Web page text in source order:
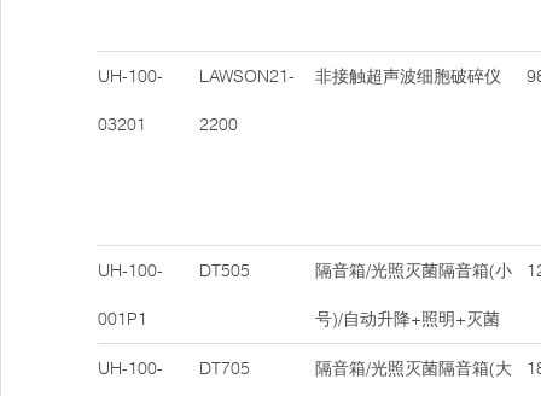
UH-100-
03201
LAWSON21-
2200
非接触超声波细胞破碎仪
UH-100-
001P1
DT505 隔音箱/光照灭菌隔音箱(小
号)/自动升降+照明+灭菌
UH-100- DT705 隔音箱/光照灭菌隔音箱(大